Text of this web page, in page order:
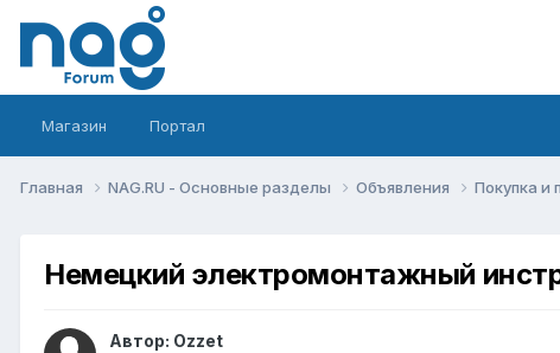
Магазин Портал
Главная NAG.RU - Основные разделы Объявления Покупка и
Немецкий электромонтажный
Автор: Ozzet